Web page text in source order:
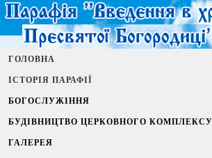
ГОЛОВНА
ІСТОРІЯ ПАРАФІЇ
БОГОСЛУЖІННЯ
БУДІВНИЦТВО ЦЕРКОВНОГО КОМПЛЕКСУ
ГАЛЕРЕЯ